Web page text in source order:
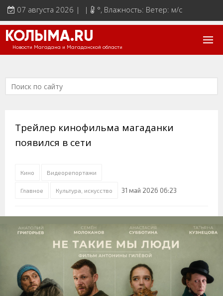
07 августа 2026 | | °, Влажность: Ветер: м/с
КОЛЫМА.RU
Новости Магадана и Магаданской области
Трейлер кинофильма магаданки
появился в сети
Кино Видеорепортажи
Главное Культура, искусство 31 май 2026 06:23